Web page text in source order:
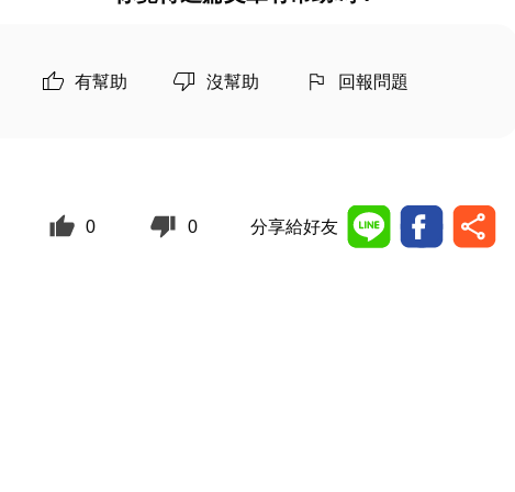
有幫助 沒幫助 回報問題
0 0 分享給好友